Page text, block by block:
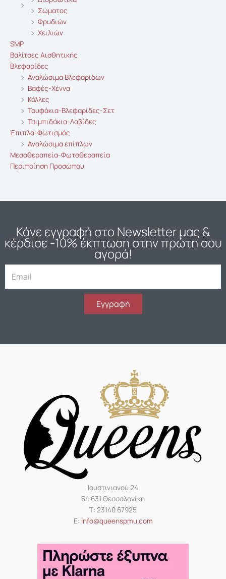
Σώματος
Φρυδιών
Χειλιών
SMP
Βαλίτσες Αισθητικής
Βλεφαρίδες
Αναλώσιμα Βλεφαρίδων
Βαφές-Χέννα
Κόλλες
Τουφάκια-Βλεφαρίδες-Σετ
Τσιμπιδάκια-Λαβίδες
Έπιπλα-Φωτισμός
Αναλώσιμα επίπλων
Μεσοθεραπεία-Φωτοθεραπεία
Περιποίηση Προσώπου
Κάνε εγγραφή στο Newsletter μας &
κέρδισε -10% έκπτωση στην πρώτη σου
αγορά!
a
Εγγραφή
Ιουστινιανού 24
54 631 Θεσσαλονίκη
Τ: 23140 67925
Ε: info@queenspmu.com